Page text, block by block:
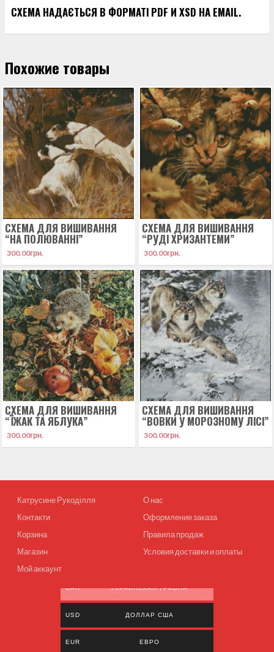
СХЕМА НАДАЄТЬСЯ В ФОРМАТІ PDF И XSD НА EMAIL.
Похожие товары
СХЕМА ДЛЯ ВИШИВАННЯ
“НА ПОЛЮВАННІ”
300.00грн.
СХЕМА ДЛЯ ВИШИВАННЯ
“РУДІ ХРИЗАНТЕМИ”
300.00грн.
СХЕМА ДЛЯ ВИШИВАННЯ
“ЇЖАК ТА ЯБЛУКА”
300.00грн.
СХЕМА ДЛЯ ВИШИВАННЯ
“ВОВКИ У МОРОЗНОМУ ЛІСІ”
300.00грн.
Катрусине Рукоділля
Контакти
Корзина
Магазин
Мой аккаунт
О нас
Оформление заказа
Правила продаж
Условия доставки и оплаты
UAH УКРАИНСКАЯ ГРИВНА
USD ДОЛЛАР США
EUR ЕВРО